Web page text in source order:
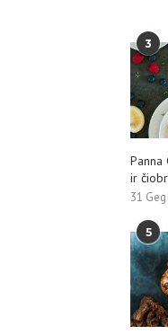
3
Panna
ir
31 Geg
5